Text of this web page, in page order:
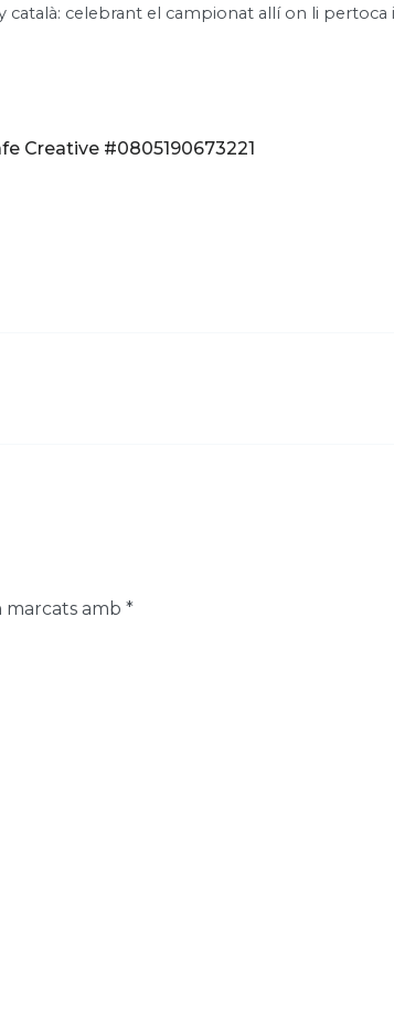
celebrant el campionat allí on li pertoca i
marcats amb *